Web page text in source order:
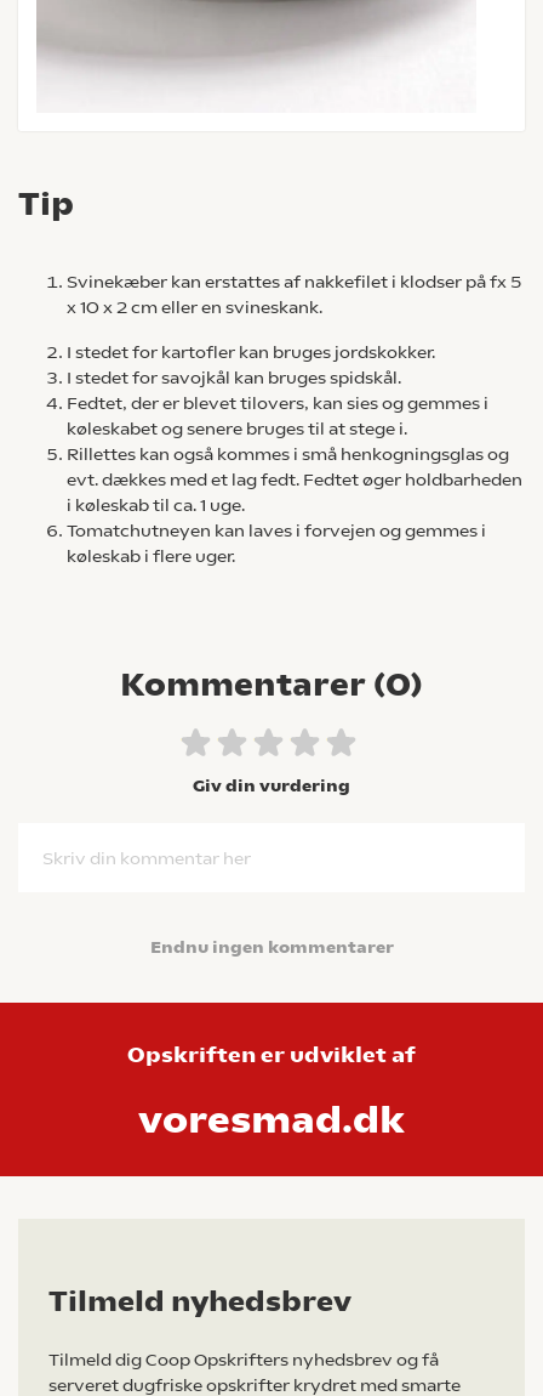
Tip
Svinekæber kan erstattes af nakkefilet i klodser på fx 5
x 10 x 2 cm eller en svineskank.
I stedet for kartofler kan bruges jordskokker.
I stedet for savojkål kan bruges spidskål.
Fedtet, der er blevet tilovers, kan sies og gemmes i
køleskabet og senere bruges til at stege i.
Rillettes kan også kommes i små henkogningsglas og
evt. dækkes med et lag fedt. Fedtet øger holdbarheden
i køleskab til ca. 1 uge.
Tomatchutneyen kan laves i forvejen og gemmes i
køleskab i flere uger.
Kommentarer (0)
Giv din vurdering
Skriv din kommentar her
Endnu ingen kommentarer
Opskriften er udviklet af
voresmad.dk
Tilmeld nyhedsbrev
Tilmeld dig Coop Opskrifters nyhedsbrev og få
serveret dugfriske opskrifter krydret med smarte